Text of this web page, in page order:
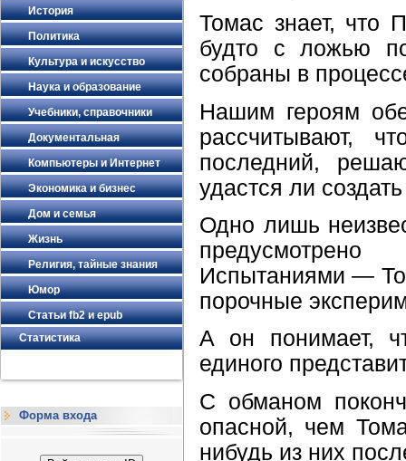
История
Политика
Культура и искусство
Наука и образование
Учебники, справочники
Документальная
Компьютеры и Интернет
Экономика и бизнес
Дом и семья
Жизнь
Религия, тайные знания
Юмор
Статьи fb2 и epub
Статистика
Форма входа
Томас знает, что
будто с ложью
собраны в
Нашим героям
рассчитывают,
последний,
удастся ли
Одно лишь
Испытаниями —
порочные
А он понимает,
единого
С обманом
опасной, чем
нибудь из них